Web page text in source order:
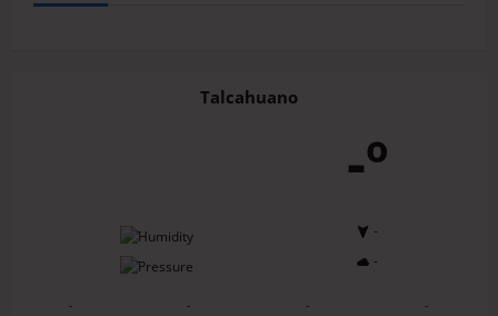
Talcahuano
-º
-
-
-
-
-
-
-
-